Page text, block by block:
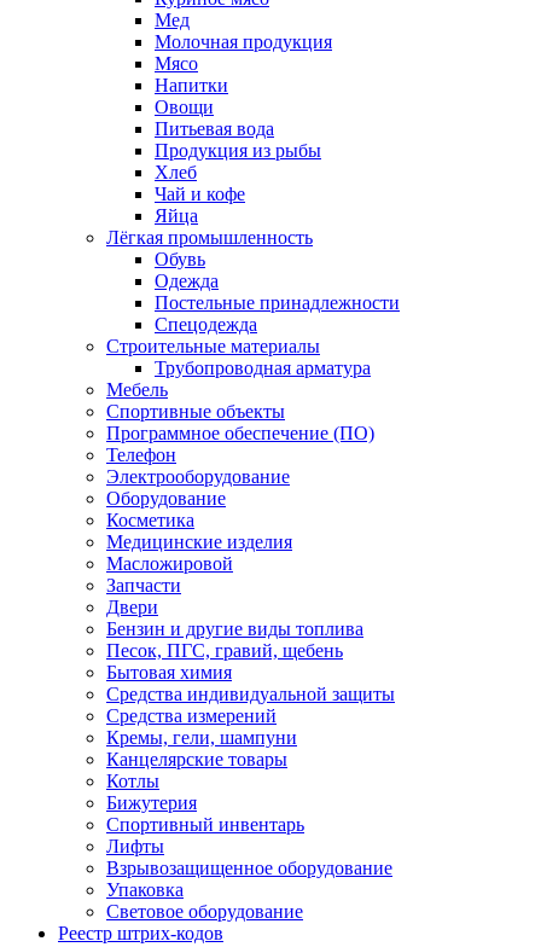
Мед
Молочная продукция
Мясо
Напитки
Овощи
Питьевая вода
Продукция из рыбы
Хлеб
Чай и кофе
Яйца
Лёгкая промышленность
Обувь
Одежда
Постельные принадлежности
Спецодежда
Строительные материалы
Трубопроводная арматура
Мебель
Спортивные объекты
Программное обеспечение (ПО)
Телефон
Электрооборудование
Оборудование
Косметика
Медицинские изделия
Масложировой
Запчасти
Двери
Бензин и другие виды топлива
Песок, ПГС, гравий, щебень
Бытовая химия
Средства индивидуальной защиты
Средства измерений
Кремы, гели, шампуни
Канцелярские товары
Котлы
Бижутерия
Спортивный инвентарь
Лифты
Взрывозащищенное оборудование
Упаковка
Световое оборудование
Реестр штрих-кодов